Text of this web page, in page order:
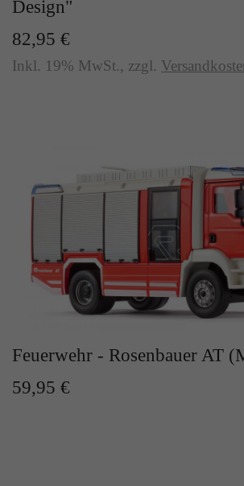
Design"
82,95 €
Inkl. 19% MwSt., zzgl.
Feuerwehr - Rosenbauer AT
59,95 €